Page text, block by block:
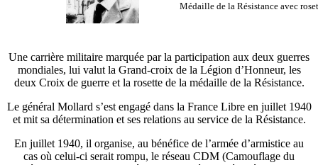
Médaille de la Résistance avec
Une carrière militaire marquée par la participation aux deux guerres
mondiales, lui valut la Grand-croix de la Légion d’Honneur, les
deux Croix de guerre et la rosette de la médaille de la Résistance.
Le général Mollard s’est engagé dans la France Libre en juillet 1940
et mit sa détermination et ses relations au service de la Résistance.
En juillet 1940, il organise, au bénéfice de l’armée d’armistice au
cas où celui-ci serait rompu, le réseau CDM (Camouflage du